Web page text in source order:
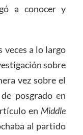
a conocer y
veces a lo largo
sobre
vez sobre el
posgrado en
en Middle
al partido